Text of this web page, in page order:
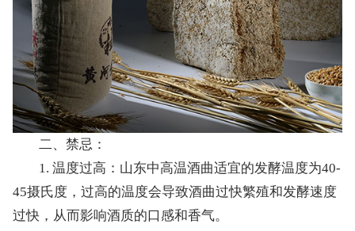
二、禁忌：
1. 温度过高：山东中高温酒曲适宜的发酵温度为40-
45摄氏度，过高的温度会导致酒曲过快繁殖和发酵速度
过快，从而影响酒质的口感和香气。